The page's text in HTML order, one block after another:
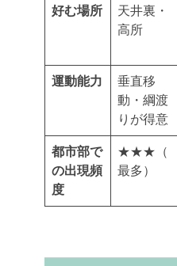
好む場所
天井裏・
高所
運動能力
垂直移
動・綱渡
りが得意
都市部で
の出現頻
度
★★★（
最多）